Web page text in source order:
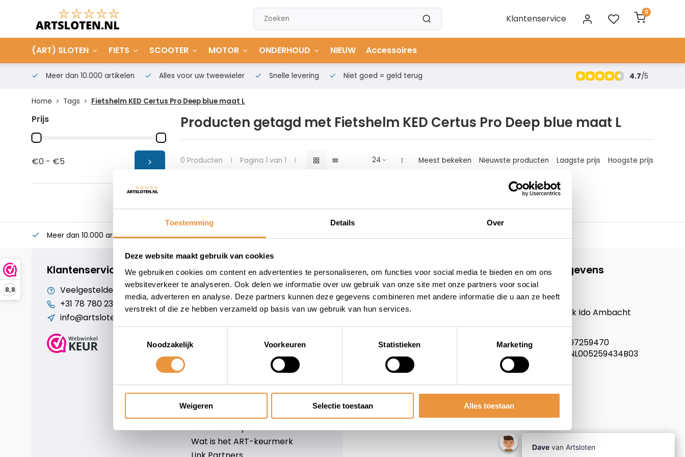
Toestemming Details Over
Deze website maakt gebruik van cookies
We gebruiken cookies om content en advertenties te personaliseren, om functies voor social media te bieden en om ons
websiteverkeer te analyseren. Ook delen we informatie over uw gebruik van onze site met onze partners voor social
media, adverteren en analyse. Deze partners kunnen deze gegevens combineren met andere informatie die u aan ze heeft
verstrekt of die ze hebben verzameld op basis van uw gebruik van hun services.
Noodzakelijk
Voorkeuren Statistieken Marketing
Weigeren Selectie toestaan Alles toestaan
8,8
Klantenservice
0
(ART) SLOTEN FIETS SCOOTER MOTOR ONDERHOUD NIEUW Accessoires
Meer dan 10.000 artikelen Alles voor uw tweewieler Snelle levering Niet goed = geld terug 4.7/5
Home Tags Fietshelm KED Certus Pro Deep blue maat L
Prijs
€0 - €5
Producten getagd met Fietshelm KED Certus Pro Deep blue maat L
0 Producten Pagina 1 van 1 Meest bekeken Nieuwste producten Laagste prijs Hoogste prijs
Meer dan 10.000 artikelen Alles voor uw tweewieler
Klantenservice
Veelgestelde vragen
+31 78 780 2330
info@artsloten.nl
Cookiebeleid
Over ons
Privacy Policy
Verzenden & retourneren
Contact
Sitemap
Art-slotenlijst
Scm-slotenlijst
Wat is het ART-keurmerk
Informatie
Over ons
Blog
Contactgegevens
ARTsloten.nl
Noordeinde 114
3341LW, Hendrik Ido Ambacht
Nederland
KVK nummer: 97259470
Btw nummer: NL005259434B03